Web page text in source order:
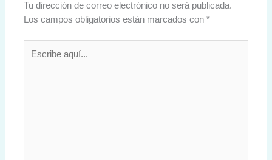
Tu dirección de correo electrónico no será publicada.
Los campos obligatorios están marcados con*
aquí...